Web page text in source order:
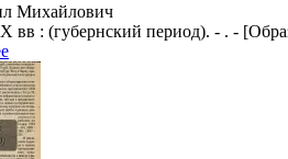
Михайлович
: (губернский период). - . -